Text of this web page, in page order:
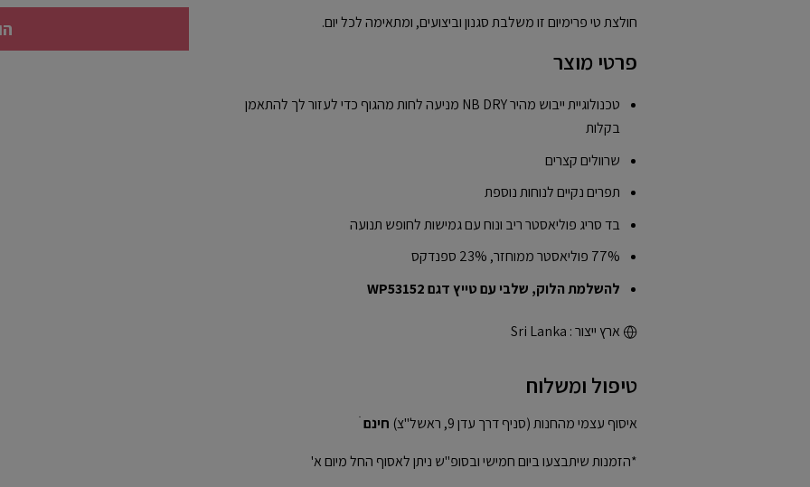
חולצת טי פרימיום זו משלבת סגנון וביצועים, ומתאימה לכל יום.
פרטי מוצר
טכנולוגיית ייבוש מהיר NB DRY מניעה לחות מהגוף כדי לעזור לך להתאמן
בקלות
שרוולים קצרים
תפרים נקיים לנוחות נוספת
בד סריג פוליאסטר ריב ונוח עם גמישות לחופש תנועה
77% פוליאסטר ממוחזר, 23% ספנדקס
להשלמת הלוק, שלבי עםטייץ דגם WP53152
ארץ ייצור : Sri Lanka
טיפול ומשלוח
איסוף עצמי מהחנות (סניף דרך עדן 9, ראשל"צ) חינםׁ
*הזמנות שיתבצעו ביום חמישי ובסופ"ש ניתן לאסוף החל מיום א'